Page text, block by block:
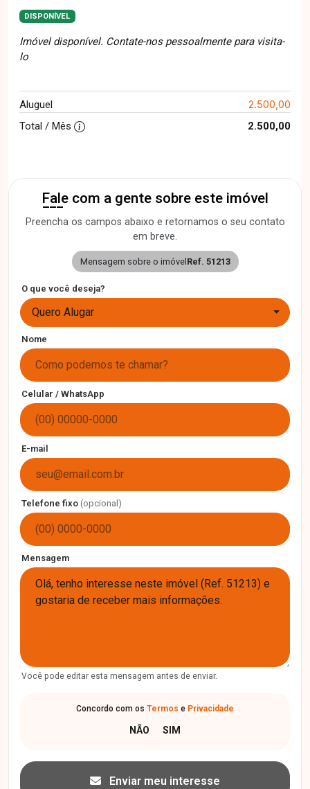
DISPONÍVEL
Imóvel disponível. Contate-nos pessoalmente para visita-
lo
Aluguel 2.500,00
Total / Mês 2.500,00
Fale com a gente sobre este imóvel
Preencha os campos abaixo e retornamos o seu contato
em breve.
Mensagem sobre o imóvel Ref. 51213
O que você deseja?
Quero Alugar
Nome
Celular / WhatsApp
E-mail
Telefone fixo (opcional)
Mensagem
Você pode editar esta mensagem antes de enviar.
Concordo com os Termos e Privacidade
Enviar meu interesse